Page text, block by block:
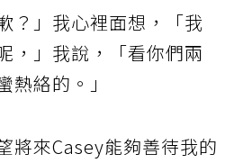
？」我心裡面想，「我
，」我說，「看你們兩
絡的。」
將來Casey能夠善待我的